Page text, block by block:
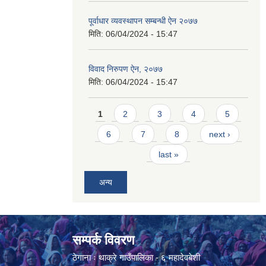
पूर्वाधार व्यवस्थापन सम्बन्धी ऐन २०७७
मिति: 06/04/2024 - 15:47
विवाद निरुपण ऐन, २०७७
मिति: 06/04/2024 - 15:47
Pages
1 2 3 4 5
6 7 8 next ›
last »
अन्य
सम्पर्क विवरण
ठेगाना ः थाक्रे गाउँपालिका - ६ महादेवबेशी